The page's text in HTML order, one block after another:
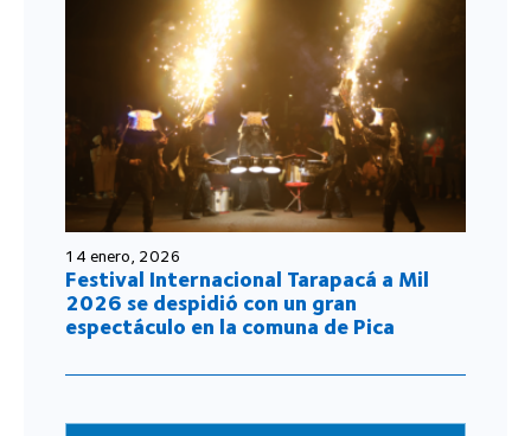
14 enero, 2026
Festival Internacional Tarapacá a Mil
2026 se despidió con un gran
espectáculo en la comuna de Pica